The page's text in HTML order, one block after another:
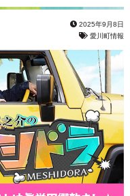
2025年9月8日
愛川町情報